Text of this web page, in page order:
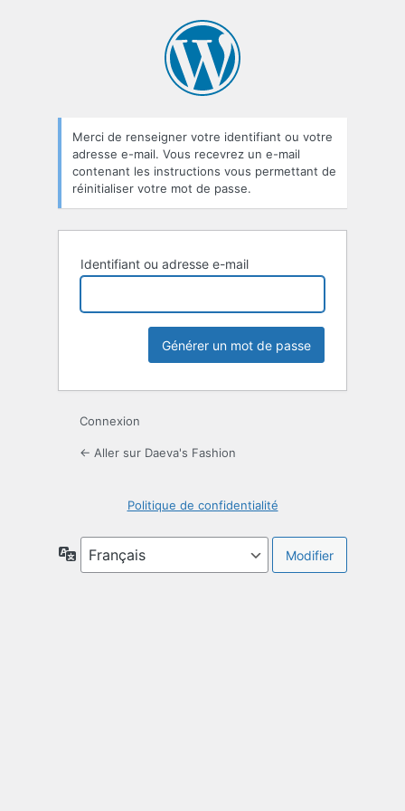
oublié
Merci de renseigner votre identifiant ou votre
adresse e-mail. Vous recevrez un e-mail
contenant les instructions vous permettant de
réinitialiser votre mot de passe.
Identifiant ou adresse e-mail
Connexion
← Aller sur Daeva's Fashion
Politique de confidentialité
Langue